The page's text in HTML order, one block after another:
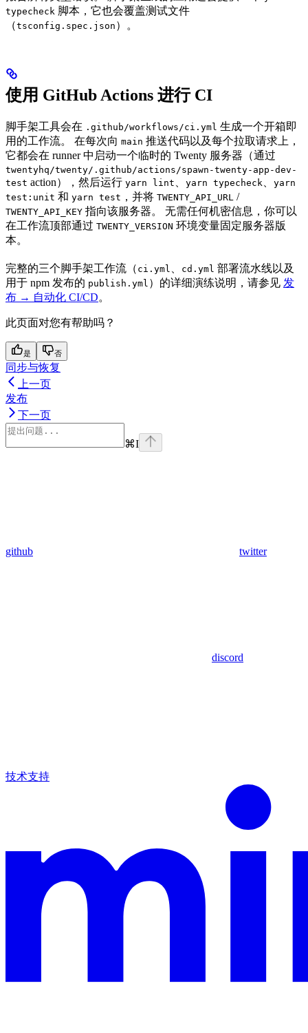
typecheck 脚本，它也会覆盖测试文件
（tsconfig.spec.json ）。
使用 GitHub Actions 进行 CI
脚手架工具会在 .github/workflows/ci.yml 生成一个开箱即
用的工作流。 在每次向 main 推送代码以及每个拉取请求上，
它都会在 runner 中启动一个临时的 Twenty 服务器（通过
twentyhq/twenty/.github/actions/spawn-twenty-app-dev-
test action），然后运行 yarn lint yarn typecheck
yarn
test:unit 和 yarn test ，并将 TWENTY_API_URL /
TWENTY_API_KEY 指向该服务器。 无需任何机密信息，你可以
在工作流顶部通过 TWENTY_VERSION 环境变量固定服务器版
本。
完整的三个脚手架工作流（ ci.yml cd.yml 部署流水线以及
用于 npm 发布的 publish.yml ）的详细演练说明，请参见 发
布 → 自动化 CI/CD。
此页面对您有帮助吗？
是 否
同步与恢复
上一页
发布
下一页
⌘I
github twitter
discord
技术支持